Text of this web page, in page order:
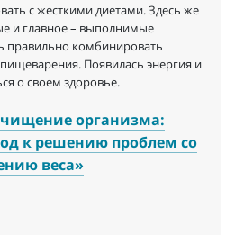
с жесткими диетами. Здесь же
и главное – выполнимые
правильно комбинировать
Появилась энергия и
о своем здоровье.
организма:
к решению проблем со
веса»